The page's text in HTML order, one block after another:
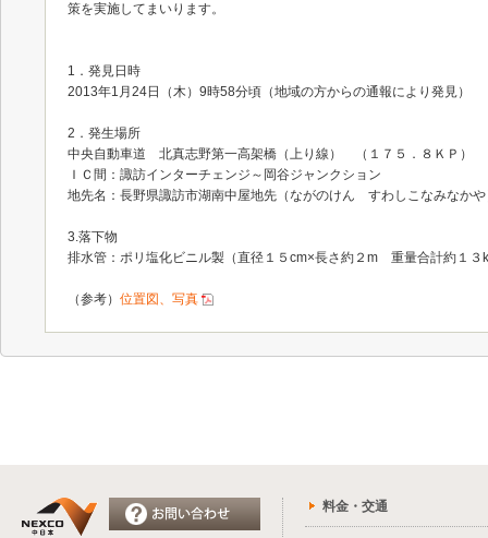
策を実施してまいります。
1．発見日時
2013年1月24日（木）9時58分頃（地域の方からの通報により発見）
2．発生場所
中央自動車道 北真志野第一高架橋（上り線） （１７５．８ＫＰ）
ＩＣ間：諏訪インターチェンジ～岡谷ジャンクション
地先名：長野県諏訪市湖南中屋地先（ながのけん すわしこなみなかや
3.落下物
排水管：ポリ塩化ビニル製（直径１５cm×長さ約２m 重量合計約１３
（参考） 位置図、写真
料金・交通